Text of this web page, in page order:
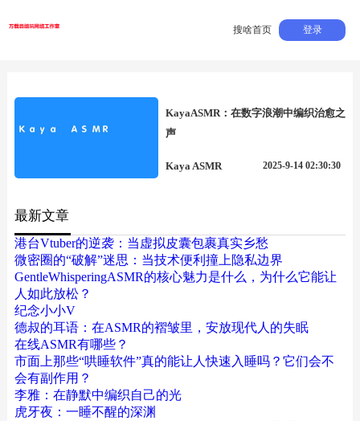
搜啥首页 登录
KayaASMR：在数字浪潮中编织治愈之
声
Kaya ASMR 2025-9-14 02:30:30
最新文章
港台Vtuber的逆袭：当虚拟皮囊包裹真实乡愁
微密圈的“破解”迷思：当技术便利撞上隐私边界
GentleWhisperingASMR的核心魅力是什么，为什么它能让
人如此放松？
纪念小小V
德叔的耳语：在ASMR的褶皱里，安放现代人的失眠
在线ASMR有哪些？
市面上那些“哄睡软件”真的能让人快速入睡吗？它们会不
会有副作用？
李雅：在静默中编织自己的光
虎牙夜：一睡不醒的深渊